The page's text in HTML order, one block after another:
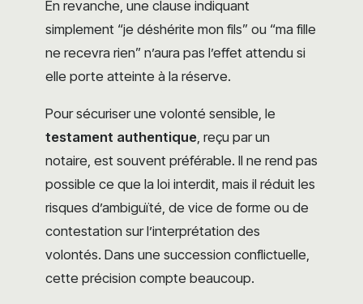
En revanche, une clause indiquant
simplement “je déshérite mon fils” ou “ma fille
ne recevra rien” n’aura pas l’effet attendu si
elle porte atteinte à la réserve.
Pour sécuriser une volonté sensible, le
testament authentique , reçu par un
notaire, est souvent préférable. Il ne rend pas
possible ce que la loi interdit, mais il réduit les
risques d’ambiguïté, de vice de forme ou de
contestation sur l’interprétation des
volontés. Dans une succession conflictuelle,
cette précision compte beaucoup.